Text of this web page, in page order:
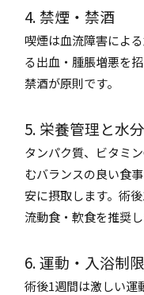
4. 禁煙・禁酒
喫煙は血流障害によ
る出血・腫脹増悪を
禁酒が原則です。
5. 栄養管理と水
タンパク質、ビタミ
むバランスの良い食
安に摂取します。術
流動食・軟食を推奨し
6. 運動・入浴制限
術後1週間は激しい運